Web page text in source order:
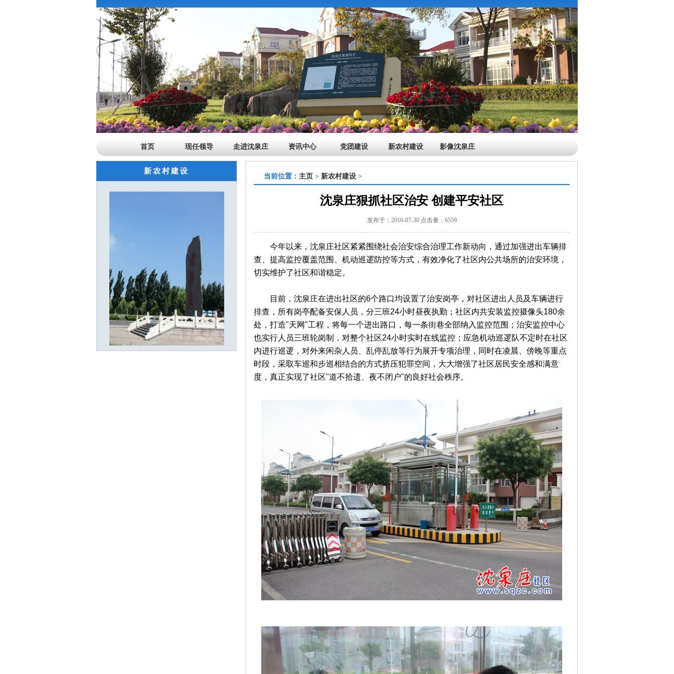
首页 现任领导 走进沈泉庄 资讯中心 党团建设 新农村建设 影像沈泉庄
新农村建设
当前位置： 主页 > 新农村建设 >
沈泉庄狠抓社区治安 创建平安社区
发布于：2016-07-30 点击量：6559
今年以来，沈泉庄社区紧紧围绕社会治安综合治理工作新动向，通过加强进出车辆排
查、提高监控覆盖范围、机动巡逻防控等方式，有效净化了社区内公共场所的治安环境，
切实维护了社区和谐稳定。
目前，沈泉庄在进出社区的6个路口均设置了治安岗亭，对社区进出人员及车辆进行
排查，所有岗亭配备安保人员，分三班24小时昼夜执勤；社区内共安装监控摄像头180余
处，打造"天网"工程，将每一个进出路口，每一条街巷全部纳入监控范围；治安监控中心
也实行人员三班轮岗制，对整个社区24小时实时在线监控；应急机动巡逻队不定时在社区
内进行巡逻，对外来闲杂人员、乱停乱放等行为展开专项治理，同时在凌晨、傍晚等重点
时段，采取车巡和步巡相结合的方式挤压犯罪空间，大大增强了社区居民安全感和满意
度，真正实现了社区"道不拾遗、夜不闭户"的良好社会秩序。